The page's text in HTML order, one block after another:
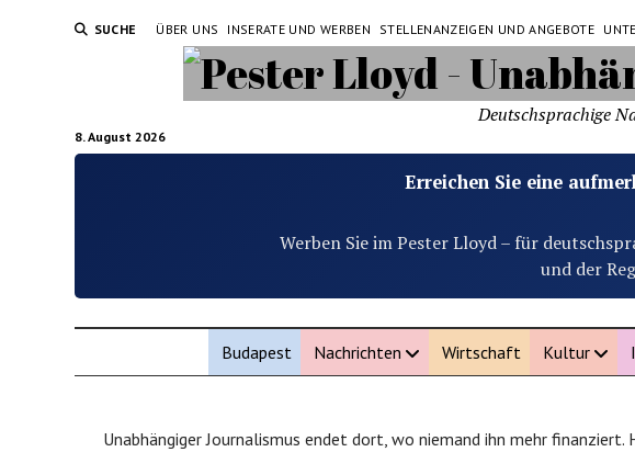
SUCHE ÜBER UNS INSERATE UND WERBEN STELLENANZEIGEN UND ANGEBOTE
8. August 2026
Deutschsprachige
Erreichen Sie eine
Werben Sie im Pester Lloyd – für
und der
Budapest Nachrichten Wirtschaft Kultur
Unabhängiger Journalismus endet dort, wo niemand ihn mehr finanziert.